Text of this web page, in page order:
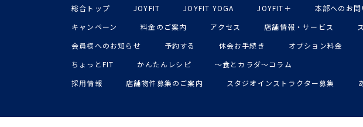
総合トップ JOYFIT JOYFIT YOGA JOYFIT＋ 本部へのお
キャンペーン
料金のご案内 アクセス 店舗情報・サービス
会員様へのお知らせ
予約する 休会お手続き オプション料金
ちょっとFIT
かんたんレシピ
〜食とカラダ〜コラム
採用情報
店舗物件募集のご案内 スタジオインストラクター募集